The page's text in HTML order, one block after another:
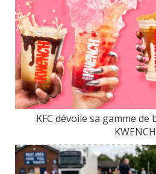
KFC dévoile sa gamme
KWENCH